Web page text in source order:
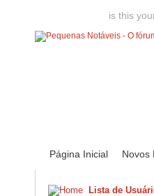
is this
Página Inicial Novos
Lista de